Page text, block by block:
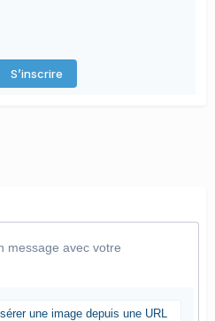
S’inscrire
message avec votre
une image depuis une URL